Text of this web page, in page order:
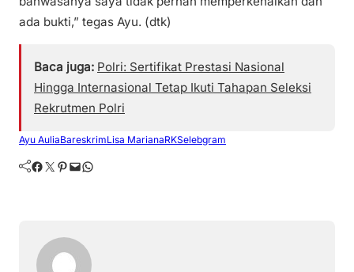
ada bukti,” tegas Ayu. (dtk)
Baca juga: Polri: Sertifikat Prestasi Nasional
Hingga Internasional Tetap Ikuti Tahapan Seleksi
Rekrutmen Polri
Ayu AuliaBareskrimLisa MarianaRKSelebgram
Facebook Twitter Pinterest Mail WhatsApp